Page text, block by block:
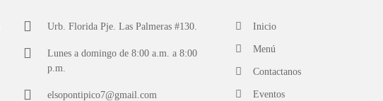
Urb. Florida Pje. Las Palmeras #130.
Lunes a domingo de 8:00 a.m. a 8:00
p.m.
elsopontipico7@gmail.com
Inicio
Menú
Contactanos
Eventos